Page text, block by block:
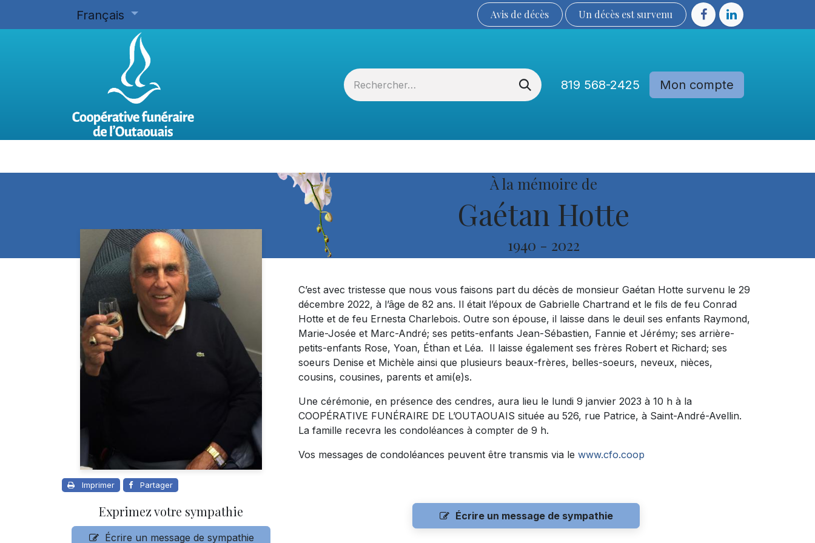
Français Avis de décès Un décès est sur​​​​​​​​ve​nu​​​​​​​​​​
819 568-2425 Mon compte
À la mémoire de
Gaétan Hotte
1940 - 2022
Imprimer Partager
Exprimez votre sympathie
Écrire un message de sympathie
C’est avec tristesse que nous vous faisons part du décès de monsieur Gaétan Hotte survenu le 29
décembre 2022, à l’âge de 82 ans. Il était l’époux de Gabrielle Chartrand et le fils de feu Conrad
Hotte et de feu Ernesta Charlebois. Outre son épouse, il laisse dans le deuil ses enfants Raymond,
Marie-Josée et Marc-André; ses petits-enfants Jean-Sébastien, Fannie et Jérémy; ses arrière-
petits-enfants Rose, Yoan, Éthan et Léa. Il laisse également ses frères Robert et Richard; ses
soeurs Denise et Michèle ainsi que plusieurs beaux-frères, belles-soeurs, neveux, nièces,
cousins, cousines, parents et ami(e)s.
Une cérémonie, en présence des cendres, aura lieu le lundi 9 janvier 2023 à 10 h à la
COOPÉRATIVE FUNÉRAIRE DE L’OUTAOUAIS située au 526, rue Patrice, à Saint-André-Avellin.
La famille recevra les condoléances à compter de 9 h.
Vos messages de condoléances peuvent être transmis via le www.cfo.coop
Écrire un message de sympathie